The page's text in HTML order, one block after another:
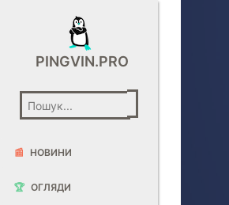
PINGVIN.PRO
📰 НОВИНИ
🏆 ОГЛЯДИ